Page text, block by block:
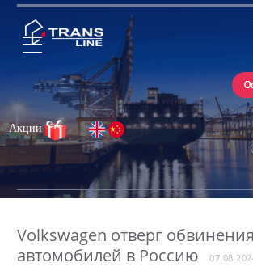
Акции
Volkswagen отверг
автомобилей в Россию